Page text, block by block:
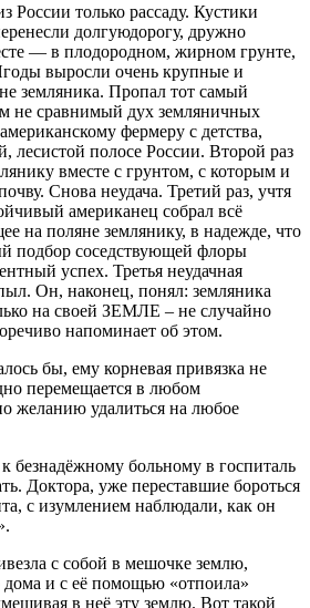
России только рассаду. Кустики
долгуюдорогу, дружно
— в плодородном, жирном грунте,
выросли очень крупные и
земляника. Пропал тот самый
не сравнимый дух земляничных
фермеру с детства,
лесистой полосе России. Второй раз
вместе с грунтом, с которым и
Снова неудача. Третий раз, учтя
американец собрал всё
на поляне землянику, в надежде, что
подбор соседствующей флоры
успех. Третья неудачная
Он, наконец, понял: земляника
на своей ЗЕМЛЕ – не случайно
напоминает об этом.
бы, ему корневая привязка не
перемещается в любом
желанию удалиться на любое
безнадёжному больному в госпиталь
Доктора, уже переставшие бороться
с изумлением наблюдали, как он
с собой в мешочке землю,
дома и с её помощью «отпоила»
в неё эту землю. Вот такой